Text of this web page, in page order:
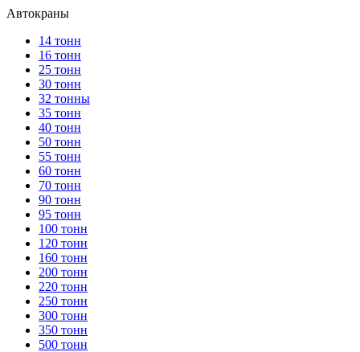
Автокраны
14 тонн
16 тонн
25 тонн
30 тонн
32 тонны
35 тонн
40 тонн
50 тонн
55 тонн
60 тонн
70 тонн
90 тонн
95 тонн
100 тонн
120 тонн
160 тонн
200 тонн
220 тонн
250 тонн
300 тонн
350 тонн
500 тонн